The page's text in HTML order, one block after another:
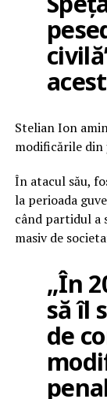
Stelian Ion
modificările din
În atacul său,
la perioada
când partidul a
masiv de
„În
să îl
de